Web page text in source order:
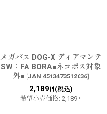
メガバス DOG-X ディアマンテ
SW：FA BORA■ネコポス対象
外■ [JAN 4513473512636]
2,189円(税込)
希望小売価格: 2,189円